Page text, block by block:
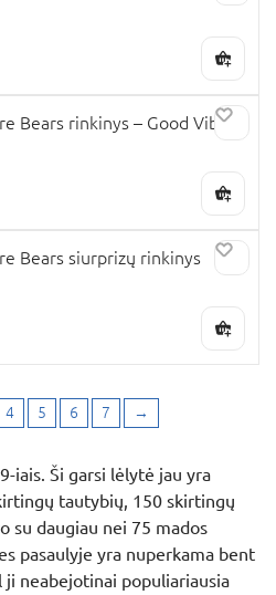
Bears rinkinys – Good Vibes
Bears siurprizų rinkinys
4 5 6 7 →
iais. Ši garsi lėlytė jau yra
tautybių, 150 skirtingų
su daugiau nei 75 mados
pasaulyje yra nuperkama bent
ji neabejotinai populiariausia